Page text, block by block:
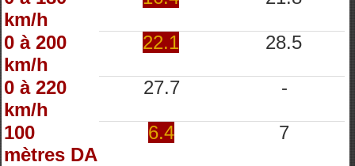
km/h
0 à 200
km/h
22.1 28.5
0 à 220
km/h
27.7 -
100
mètres DA
6.4 7